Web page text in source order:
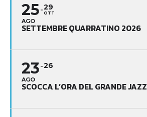
25
AGO
29
OTT
SETTEMBRE QUARRATINO 2026
23
AGO
26
SCOCCA L’ORA DEL GRANDE JAZZ